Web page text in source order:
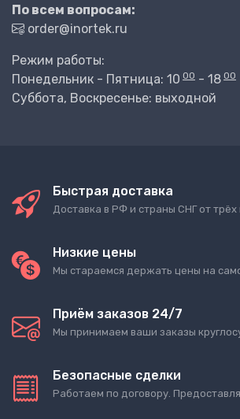
По всем вопросам:
order@inortek.ru
Режим работы:
Понедельник - Пятница: 10 00 - 18 00
Суббота, Воскресенье: выходной
Быстрая доставка
Доставка в РФ и страны СНГ от трёх
Низкие цены
Мы стараемся держать цены на
Приём заказов 24/7
Мы принимаем ваши заказы
Безопасные сделки
Работаем по договору.